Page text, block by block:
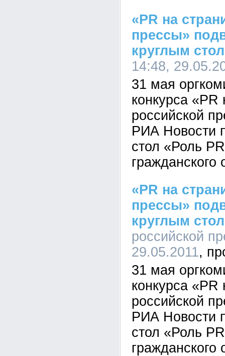
«PR на
прессы»
круглым
14:48,
31 мая
конкурса «PR
российской
РИА Новости
стол «Роль
гражданского
«PR на
прессы»
круглым
российской
29.05.2011
31 мая
конкурса «PR
российской
РИА Новости
стол «Роль
гражданского